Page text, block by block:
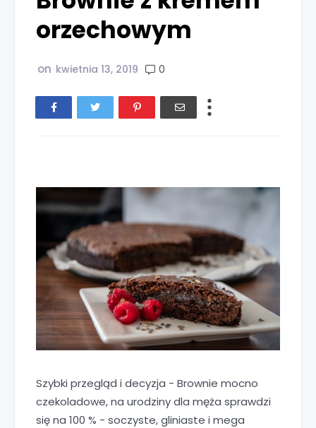
orzechowym
on kwietnia 13, 2019 0
Szybki przegląd i decyzja - Brownie mocno
czekoladowe, na urodziny dla męża sprawdzi
się na 100 % - soczyste, gliniaste i mega